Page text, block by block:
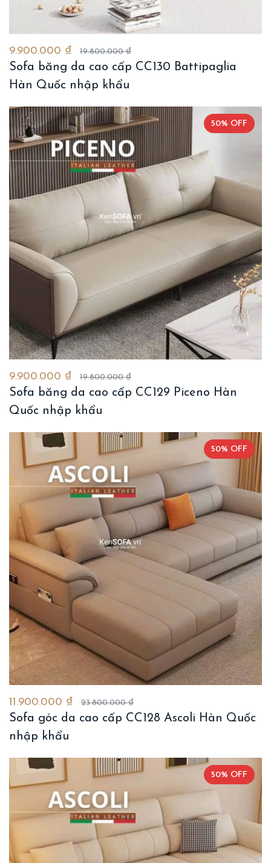
9.900.000 ₫ 19.800.000 ₫
Sofa băng da cao cấp CC130 Battipaglia
Hàn Quốc nhập khẩu
50% OFF
9.900.000 ₫ 19.800.000 ₫
Sofa băng da cao cấp CC129 Piceno Hàn
Quốc nhập khẩu
50% OFF
11.900.000 ₫ 23.800.000 ₫
Sofa góc da cao cấp CC128 Ascoli Hàn Quốc
nhập khẩu
50% OFF